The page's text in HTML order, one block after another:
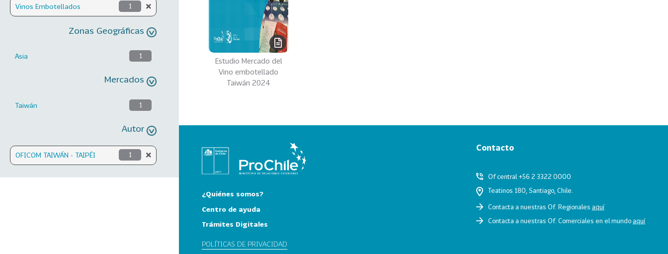
Vinos Embotellados 1
Zonas Geográficas
Asia 1
Mercados
Taiwán 1
Autor
OFICOM TAIWÁN - TAIPÉI 1
Estudio Mercado del
Vino embotellado
Taiwán 2024
¿Quiénes somos?
Centro de ayuda
Trámites Digitales
POLÍTICAS DE PRIVACIDAD
Contacto
Of central +56 2 3322 0000
Teatinos 180, Santiago, Chile.
Contacta a nuestras Of. Regionales aquí
Contacta a nuestras Of. Comerciales en el mundoaquí